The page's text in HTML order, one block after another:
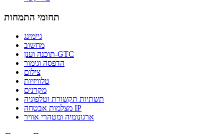
תחומי התמחות
גיימינג
מחשוב
תוכנה וענן-GTC
הדפסה וגימור
צילום
טלוויזיות
מקרנים
תשתיות תקשורת וטלפוניה
מצלמות אבטחה IP
ארגונומיה ומטהרי אוויר